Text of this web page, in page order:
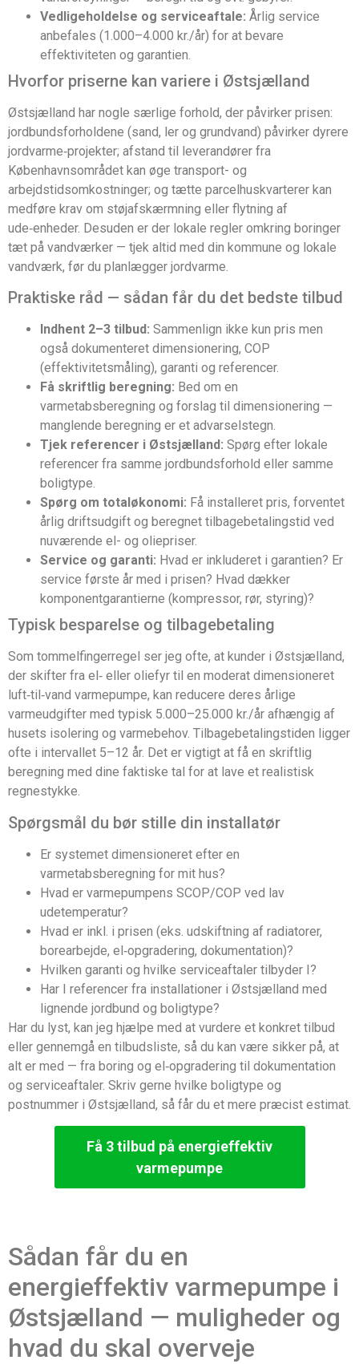
Vedligeholdelse og serviceaftale: Årlig service
anbefales (1.000–4.000 kr./år) for at bevare
effektiviteten og garantien.
Hvorfor priserne kan variere i Østsjælland
Østsjælland har nogle særlige forhold, der påvirker prisen:
jordbundsforholdene (sand, ler og grundvand) påvirker dyrere
jordvarme‑projekter; afstand til leverandører fra
Københavnsområdet kan øge transport- og
arbejdstidsomkostninger; og tætte parcelhuskvarterer kan
medføre krav om støjafskærmning eller flytning af
ude‑enheder. Desuden er der lokale regler omkring boringer
tæt på vandværker — tjek altid med din kommune og lokale
vandværk, før du planlægger jordvarme.
Praktiske råd — sådan får du det bedste tilbud
Indhent 2–3 tilbud: Sammenlign ikke kun pris men
også dokumenteret dimensionering, COP
(effektivitetsmåling), garanti og referencer.
Få skriftlig beregning: Bed om en
varmetabsberegning og forslag til dimensionering —
manglende beregning er et advarselstegn.
Tjek referencer i Østsjælland: Spørg efter lokale
referencer fra samme jordbundsforhold eller samme
boligtype.
Spørg om totaløkonomi: Få installeret pris, forventet
årlig driftsudgift og beregnet tilbagebetalingstid ved
nuværende el- og oliepriser.
Service og garanti: Hvad er inkluderet i garantien? Er
service første år med i prisen? Hvad dækker
komponentgarantierne (kompressor, rør, styring)?
Typisk besparelse og tilbagebetaling
Som tommelfingerregel ser jeg ofte, at kunder i Østsjælland,
der skifter fra el‑ eller oliefyr til en moderat dimensioneret
luft‑til‑vand varmepumpe, kan reducere deres årlige
varmeudgifter med typisk 5.000–25.000 kr./år afhængig af
husets isolering og varmebehov. Tilbagebetalingstiden ligger
ofte i intervallet 5–12 år. Det er vigtigt at få en skriftlig
beregning med dine faktiske tal for at lave et realistisk
regnestykke.
Spørgsmål du bør stille din installatør
Er systemet dimensioneret efter en
varmetabsberegning for mit hus?
Hvad er varmepumpens SCOP/COP ved lav
udetemperatur?
Hvad er inkl. i prisen (eks. udskiftning af radiatorer,
borearbejde, el‑opgradering, dokumentation)?
Hvilken garanti og hvilke serviceaftaler tilbyder I?
Har I referencer fra installationer i Østsjælland med
lignende jordbund og boligtype?
Har du lyst, kan jeg hjælpe med at vurdere et konkret tilbud
eller gennemgå en tilbudsliste, så du kan være sikker på, at
alt er med — fra boring og el‑opgradering til dokumentation
og serviceaftaler. Skriv gerne hvilke boligtype og
postnummer i Østsjælland, så får du et mere præcist estimat.
Få 3 tilbud på energieffektiv
varmepumpe
Sådan får du en
energieffektiv varmepumpe i
Østsjælland — muligheder og
hvad du skal overveje